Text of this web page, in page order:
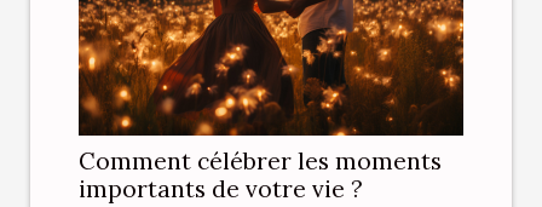
Comment célébrer les moments
importants de votre vie ?